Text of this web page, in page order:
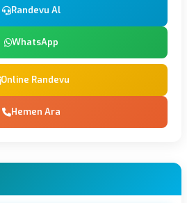
Randevu Al
WhatsApp
Online Randevu
Hemen Ara